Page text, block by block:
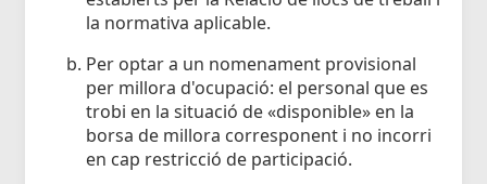
la normativa aplicable.
Per optar a un nomenament provisional
per millora d'ocupació: el personal que es
trobi en la situació de «disponible» en la
borsa de millora corresponent i no incorri
en cap restricció de participació.